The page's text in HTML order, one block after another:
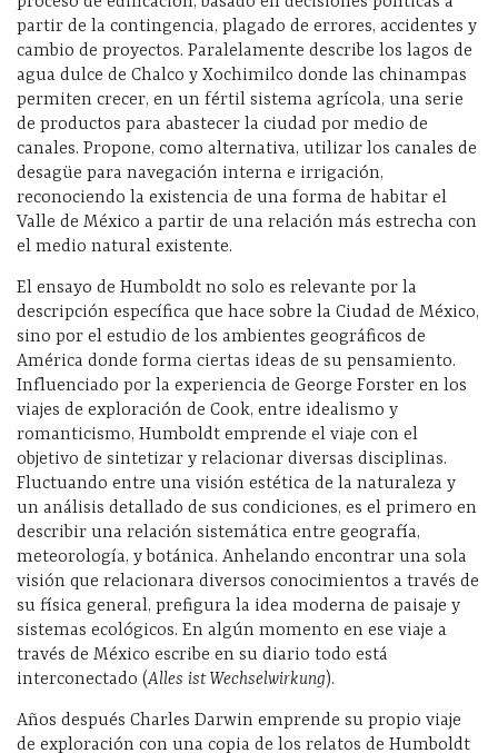
partir de la contingencia, plagado de errores, accidentes y
cambio de proyectos. Paralelamente describe los lagos de
agua dulce de Chalco y Xochimilco donde las chinampas
permiten crecer, en un fértil sistema agrícola, una serie
de productos para abastecer la ciudad por medio de
canales. Propone, como alternativa, utilizar los canales de
desagüe para navegación interna e irrigación,
reconociendo la existencia de una forma de habitar el
Valle de México a partir de una relación más estrecha con
el medio natural existente.
El ensayo de Humboldt no solo es relevante por la
descripción específica que hace sobre la Ciudad de México,
sino por el estudio de los ambientes geográficos de
América donde forma ciertas ideas de su pensamiento.
Influenciado por la experiencia de George Forster en los
viajes de exploración de Cook, entre idealismo y
romanticismo, Humboldt emprende el viaje con el
objetivo de sintetizar y relacionar diversas disciplinas.
Fluctuando entre una visión estética de la naturaleza y
un análisis detallado de sus condiciones, es el primero en
describir una relación sistemática entre geografía,
meteorología, y botánica. Anhelando encontrar una sola
visión que relacionara diversos conocimientos a través de
su física general, prefigura la idea moderna de paisaje y
sistemas ecológicos. En algún momento en ese viaje a
través de México escribe en su diario todo está
interconectado (Alles ist Wechselwirkung).
Años después Charles Darwin emprende su propio viaje
de exploración con una copia de los relatos de Humboldt